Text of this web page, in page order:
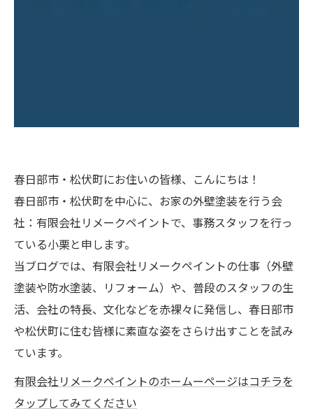
春日部市・松伏町にお住いの皆様、こんにちは！
春日部市・松伏町を中心に、お家の外壁塗装を行う会
社：有限会社リメークペイントで、事務スタッフを行っ
ている小栗と申します。
当ブログでは、有限会社リメークペイントの仕事（外壁
塗装や防水塗装、リフォーム）や、普段のスタッフの生
活、会社の特長、文化などを赤裸々に発信し、春日部市
や松伏町に住む皆様に素直な姿をさらけ出すことを試み
ています。
有限会社リメークペイントのホームーページはコチラを
タップしてみてください